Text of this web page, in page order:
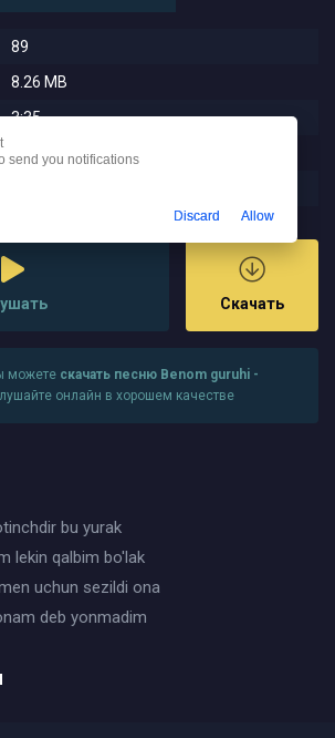
89
8.26 MB
3:35
320 kbps
Скачать
можете скачать песню Benom guruhi -
онлайн в хорошем качестве
bu yurak
lekin qalbim bo'lak
uchun sezildi ona
deb yonmadim
send you notifications
Discard Allow